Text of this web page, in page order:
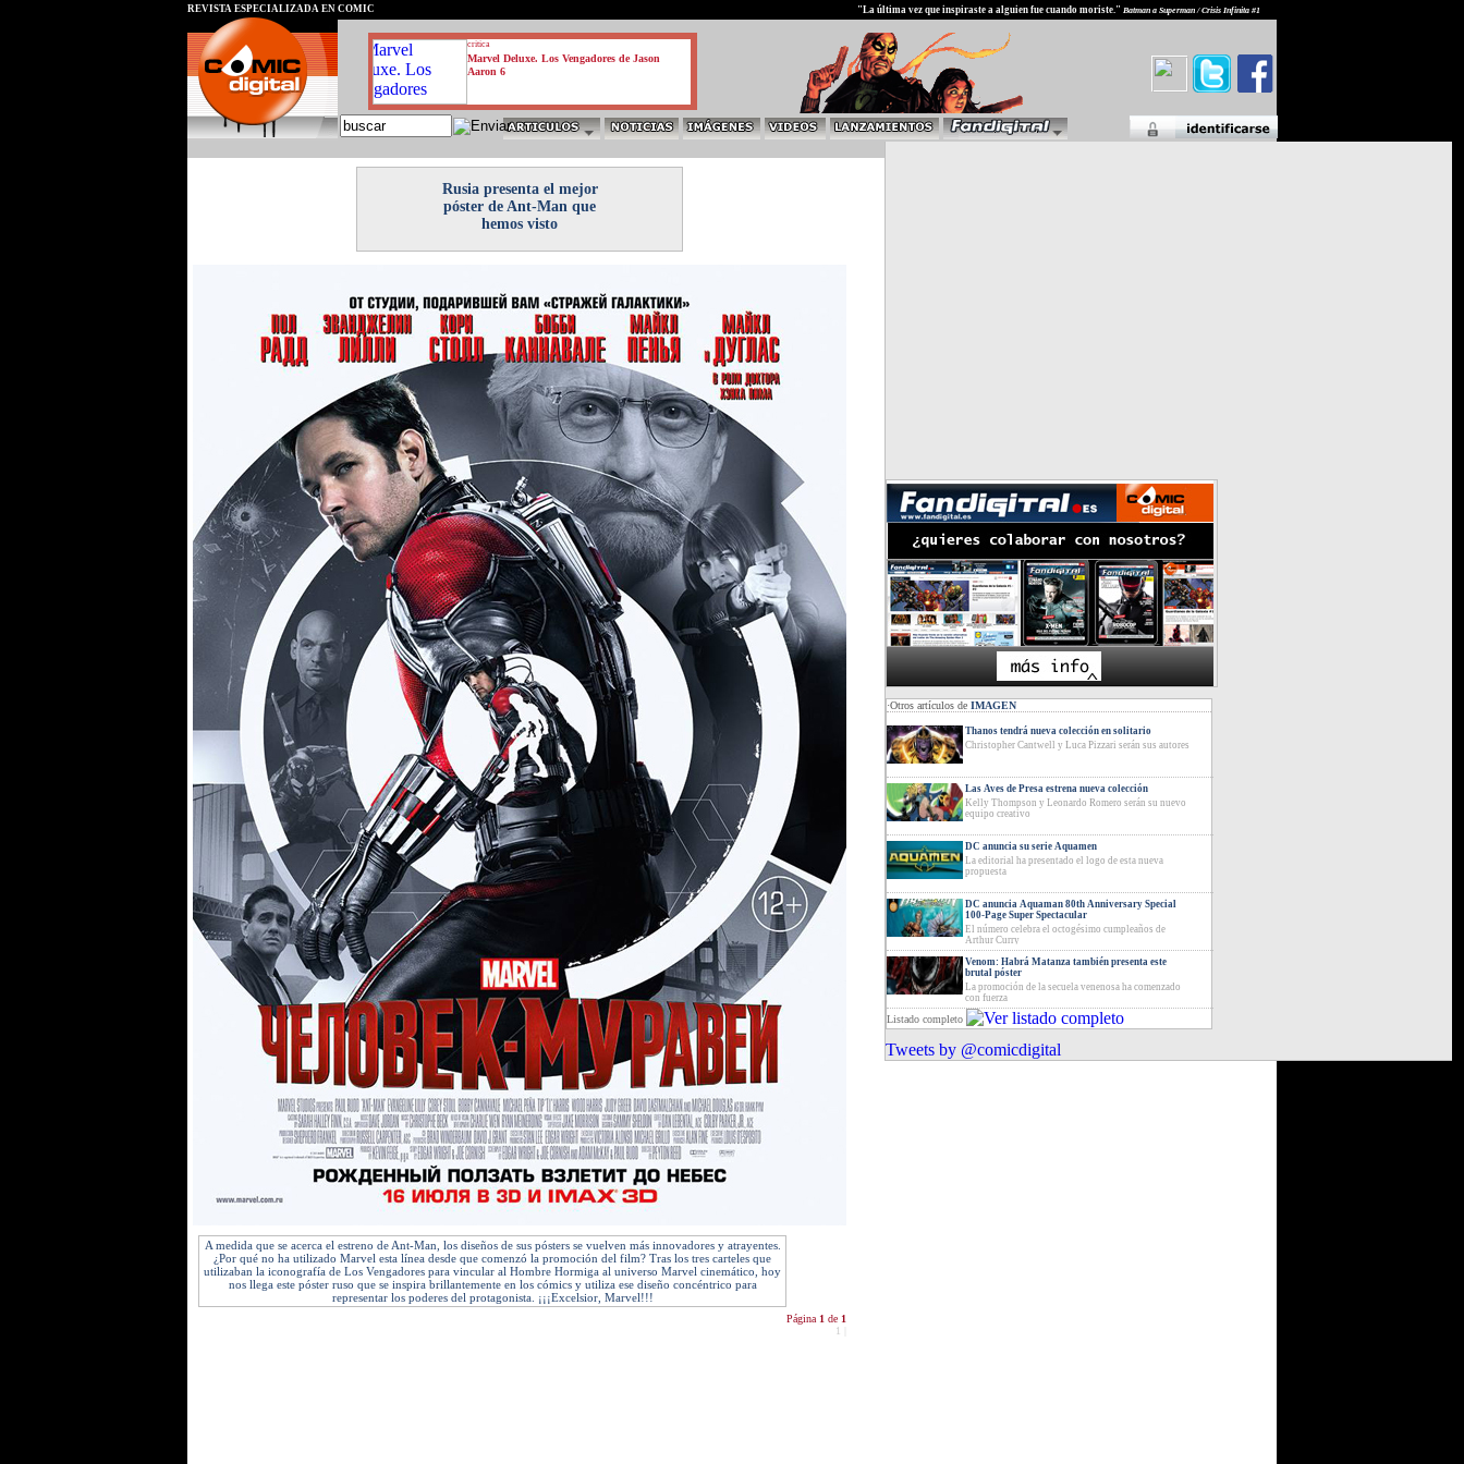
critica
Marvel Deluxe. Los Vengadores de Jason
Aaron 6
REVISTA ESPECIALIZADA EN CÓMIC "La última vez que inspiraste a alguien fue cuando moriste." Batman a Superman / Crisis Infinita #1
Rusia presenta el mejor
póster de Ant-Man que
hemos visto
A medida que se acerca el estreno de Ant-Man, los diseños de sus pósters se vuelven más innovadores y atrayentes.
¿Por qué no ha utilizado Marvel esta línea desde que comenzó la promoción del film? Tras los tres carteles que
utilizaban la iconografía de Los Vengadores para vincular al Hombre Hormiga al universo Marvel cinemático, hoy
nos llega este póster ruso que se inspira brillantemente en los cómics y utiliza ese diseño concéntrico para
representar los poderes del protagonista. ¡¡¡Excelsior, Marvel!!!
Página 1 de 1
1
·Otros artículos de IMAGEN
Thanos tendrá nueva colección en solitario
Christopher Cantwell y Luca Pizzari serán sus autores
Las Aves de Presa estrena nueva colección
Kelly Thompson y Leonardo Romero serán su nuevo
equipo creativo
DC anuncia su serie Aquamen
La editorial ha presentado el logo de esta nueva
propuesta
DC anuncia Aquaman 80th Anniversary Special
100-Page Super Spectacular
El número celebra el octogésimo cumpleaños de
Arthur Curry
Venom: Habrá Matanza también presenta este
brutal póster
La promoción de la secuela venenosa ha comenzado
con fuerza
Listado completo
Tweets by @comicdigital